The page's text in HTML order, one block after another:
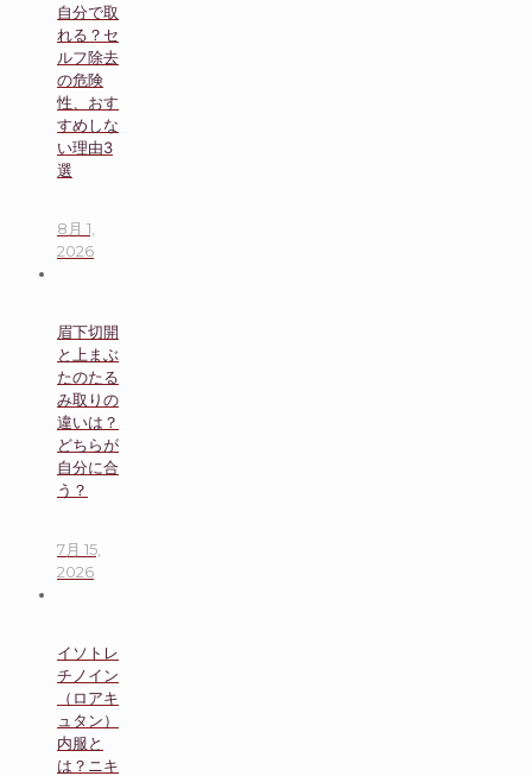
自分で取
れる？セ
ルフ除去
の危険
性、おす
すめしな
い理由3
選
8月 1,
2026
眉下切開
と上まぶ
たのたる
み取りの
違いは？
どちらが
自分に合
う？
7月 15,
2026
イソトレ
チノイン
（ロアキ
ュタン）
内服と
は？ニキ